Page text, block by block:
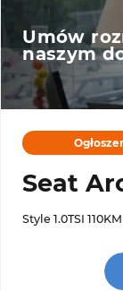
Umów
naszym
Seat
Style 1.0TSI